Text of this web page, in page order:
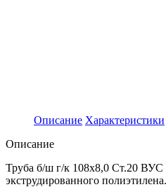
Описание Характеристики
Описание
Труба б/ш г/к 108х8,0 Ст.20 ВУС
экструдированного полиэтилена.